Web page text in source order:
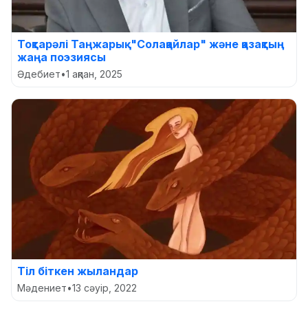
Тоқтарәлі Таңжарық. "Солақайлар" және қазақтың
жаңа поэзиясы
Әдебиет•1 ақпан, 2025
Тіл біткен жыландар
Мәдениет•13 сәуір, 2022